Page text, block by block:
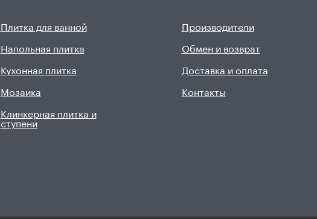
Плитка для ванной
Напольная плитка
Кухонная плитка
Мозаика
Клинкерная плитка и
ступени
Производители
Обмен и возврат
Доставка и оплата
Контакты